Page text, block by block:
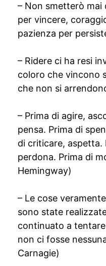
– Non smetterò mai
per vincere,
pazienza per
– Ridere ci ha resi
coloro che vincono
che non si
– Prima di agire,
pensa. Prima di
di criticare, aspetta.
perdona. Prima di
Hemingway)
– Le cose
sono state
continuato a
non ci fosse
Carnagie)